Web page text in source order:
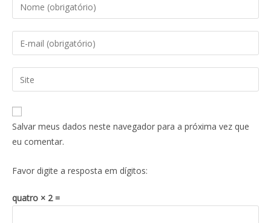
Salvar meus dados neste navegador para a próxima vez que
eu comentar.
Favor digite a resposta em dígitos:
quatro × 2 =